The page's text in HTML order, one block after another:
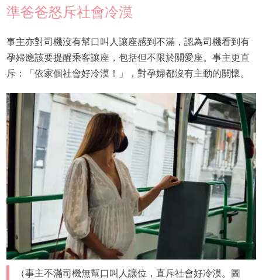
準爸爸怒斥社會冷漠
事主亦對司機沒有幫口叫人讓座感到不滿，認為司機看到有
孕婦應該要提醒乘客讓座，包括但不限於關愛座。事主更直
斥：「依家個社會好冷漠！」，對孕婦都沒有主動的關懷。
（事主不滿司機無幫口叫人讓位，直斥社會好冷漠。圖